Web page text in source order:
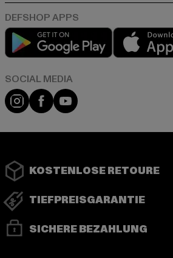
Play market
Instagram
FacebookYouTube
KOSTENLOSE RETOURE
TIEFPREISGARANTIE
SICHERE BEZAHLUNG